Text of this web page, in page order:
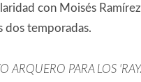
con Moisés
dos temporadas.
ARQUERO PARA LOS